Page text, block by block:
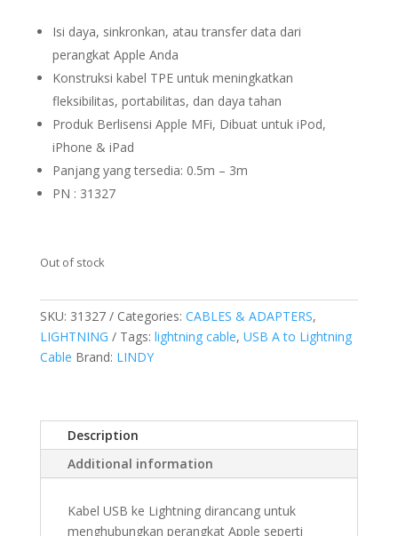
Isi daya, sinkronkan, atau transfer data dari
perangkat Apple Anda
Konstruksi kabel TPE untuk meningkatkan
fleksibilitas, portabilitas, dan daya tahan
Produk Berlisensi Apple MFi, Dibuat untuk iPod,
iPhone & iPad
Panjang yang tersedia: 0.5m – 3m
PN : 31327
Out of stock
SKU: 31327 Categories: CABLES & ADAPTERS,
LIGHTNING
Tags: lightning cable, USB A to Lightning
Cable Brand: LINDY
Description
Additional information
Kabel USB ke Lightning dirancang untuk
menghubungkan perangkat Apple seperti